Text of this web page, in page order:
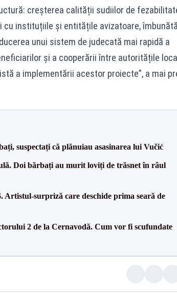
creșterea calității sudiilor de
instituțiile și entitățile avizatoare,
unui sistem de judecată mai rapidă a
și a cooperării între autoritățile
a implementării acestor proiecte”, a mai
suspectați că plănuiau asasinarea lui Vučić
Doi bărbați au murit loviți de trăsnet în râul
Artistul-surpriză care deschide prima seară de
2 de la Cernavodă. Cum vor fi scufundate